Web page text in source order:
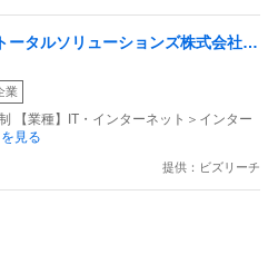
ータルソリューションズ株式会社
部 業務統制支援課：ショップコン
）
業
【業種】IT・インターネット＞インター
見る
提供：ビズリーチ